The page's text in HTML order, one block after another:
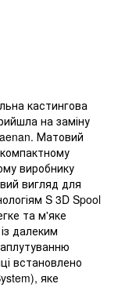
кастингова
на заміну
Матовий
виробнику
вигляд для
S 3D Spool
та м'яке
далеким
встановлено
яке